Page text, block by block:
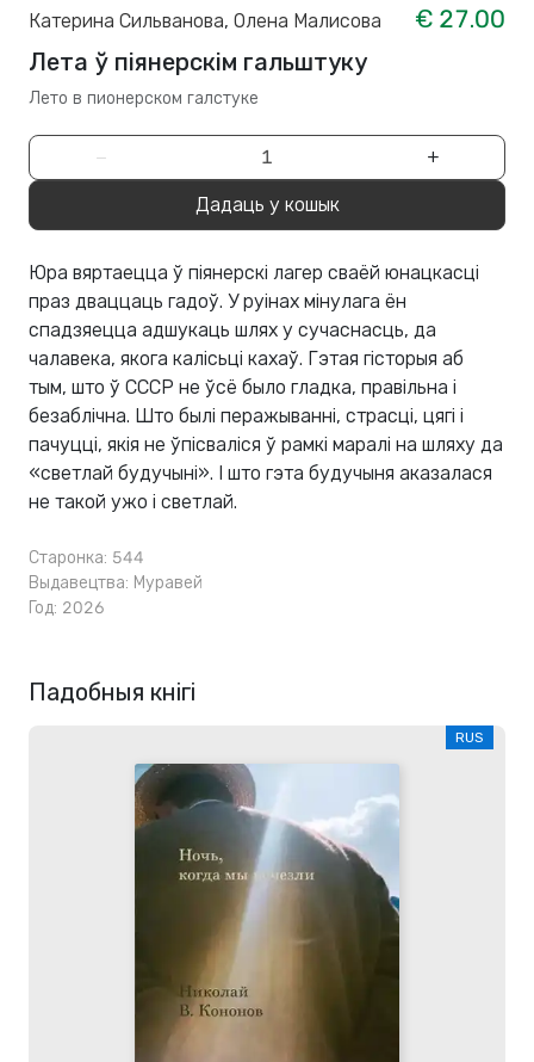
Катерина Сильванова, Олена Малисова
€ 27.00
Лета ў піянерскім гальштуку
Лето в пионерском галстуке
− +
Дадаць у кошык
Юра вяртаецца ў піянерскі лагер сваёй юнацкасці
праз дваццаць гадоў. У руінах мінулага ён
спадзяецца адшукаць шлях у сучаснасць, да
чалавека, якога калісьці кахаў. Гэтая гісторыя аб
тым, што ў СССР не ўсё было гладка, правільна і
безаблічна. Што былі перажыванні, страсці, цягі і
пачуцці, якія не ўпісваліся ў рамкі маралі на шляху да
«светлай будучыні». І што гэта будучыня аказалася
не такой ужо і светлай.
Старонка: 544
Выдавецтва: Муравей
Год: 2026
Падобныя кнігі
RUS